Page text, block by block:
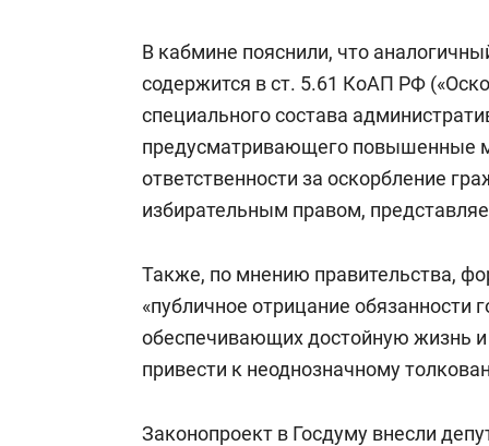
В кабмине пояснили, что
содержится в ст. 5.61 КоАП РФ
специального состава
предусматривающего повышенные
ответственности за оскорбление
избирательным правом,
Также, по мнению правительства,
«публичное отрицание обязанности
обеспечивающих достойную жизнь
привести к неоднозначному
Законопроект в Госдуму внесли